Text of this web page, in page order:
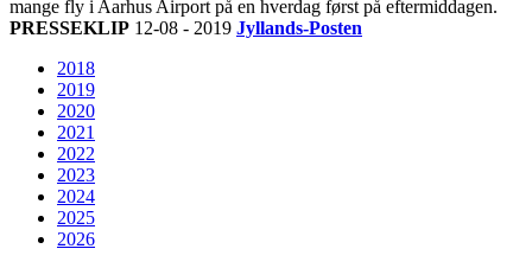
mange fly i Aarhus Airport på en hverdag først på eftermiddagen.
PRESSEKLIP 12-08 - 2019 Jyllands-Posten
2018
2019
2020
2021
2022
2023
2024
2025
2026